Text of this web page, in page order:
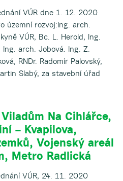
VÚR dne 1. 12. 2020
územní rozvoj:Ing. arch.
VÚR, Bc. L. Herold, Ing.
Ing. arch. Jobová. Ing. Z.
RNDr. Radomír Palovský,
Slabý, za stavební úřad
Na Cihlářce,
– Kvapilova,
Vojenský areál
Metro Radlická
VÚR, 24. 11. 2020